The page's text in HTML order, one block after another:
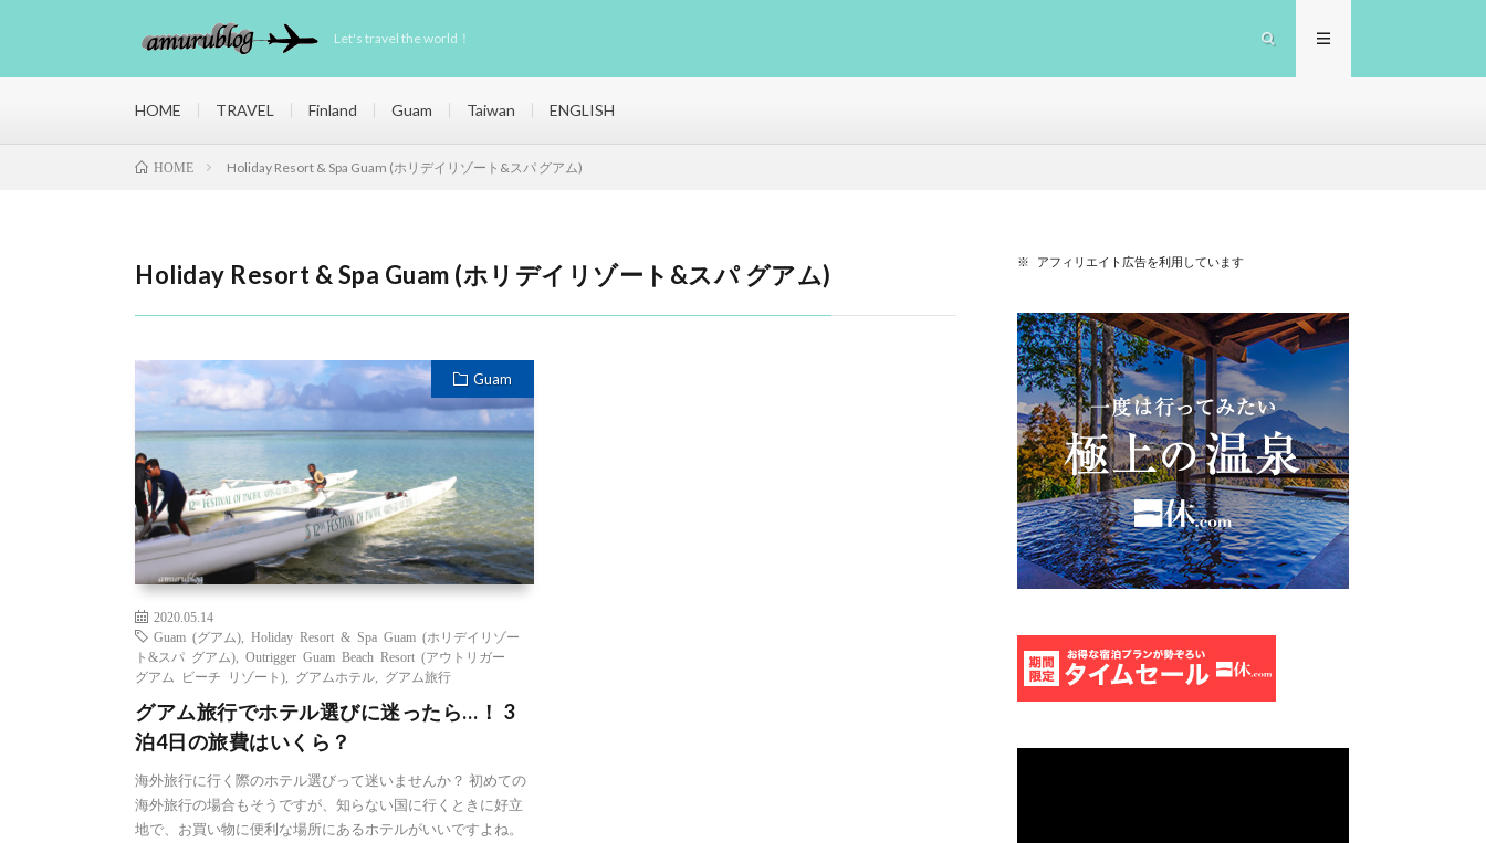
Let's travel the world！
HOME TRAVEL Finland Guam Taiwan ENGLISH
HOME Holiday Resort & Spa Guam (ホリデイリゾート&スパ グアム)
Holiday Resort & Spa Guam (ホリデイリゾート&スパ グアム)
Guam
2020.05.14
Guam (グアム)
Holiday Resort & Spa Guam (ホリデイリゾー
ト&スパ グアム)
Outrigger Guam Beach Resort (アウトリガー
グアム ビーチ リゾート)
グアムホテル グアム旅行
グアム旅行でホテル選びに迷ったら…！ 3
泊4日の旅費はいくら？
海外旅行に行く際のホテル選びって迷いませんか？ 初めての
海外旅行の場合もそうですが、知らない国に行くときに好立
地で、お買い物に便利な場所にあるホテルがいいですよね。
※ アフィリエイト広告を利用しています